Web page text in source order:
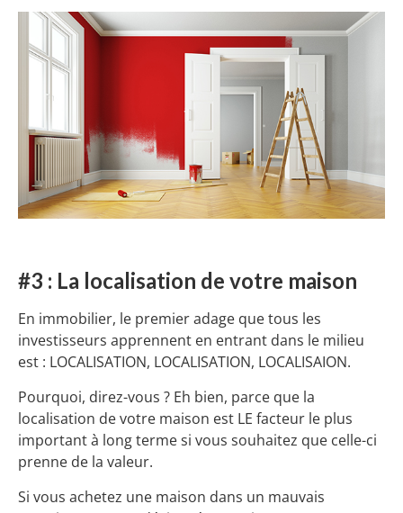
#3 : La localisation de votre maison
En immobilier, le premier adage que tous les
investisseurs apprennent en entrant dans le milieu
est : LOCALISATION, LOCALISATION, LOCALISAION.
Pourquoi, direz-vous ? Eh bien, parce que la
localisation de votre maison est LE facteur le plus
important à long terme si vous souhaitez que celle-ci
prenne de la valeur.
Si vous achetez une maison dans un mauvais